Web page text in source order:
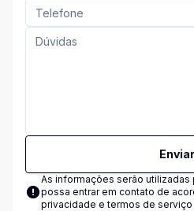
Enviar
As informações serão utilizadas
possa entrar em contato de
privacidade e termos de serviço